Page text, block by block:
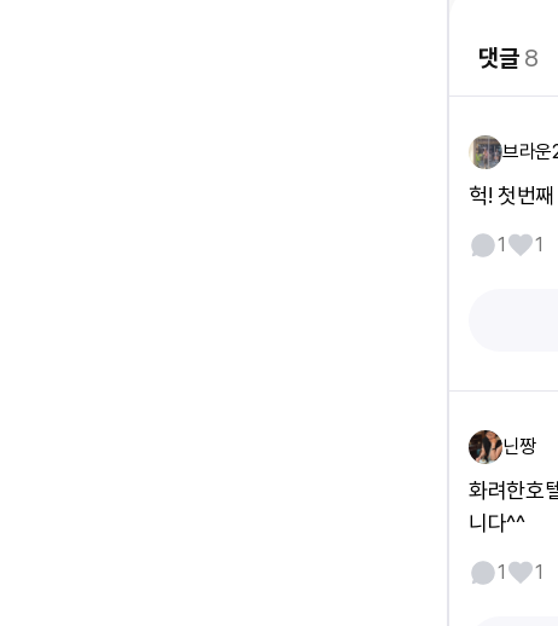
댓글8
브라운
헉! 첫번
1 1
닌짱
화려한호
니다^^
1 1